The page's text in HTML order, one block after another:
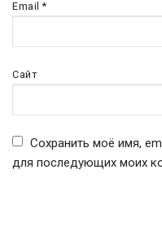
Email*
Сайт
Сохранить моё имя,
для последующих моих